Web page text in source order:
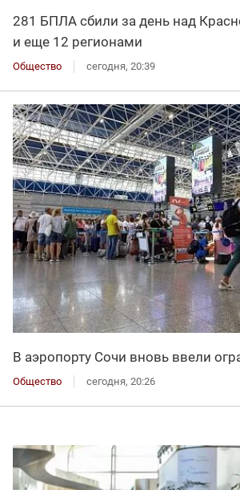
281 БПЛА сбили за день над
и еще 12 регионами
Общество сегодня, 20:39
В аэропорту Сочи вновь ввели
Общество сегодня, 20:26